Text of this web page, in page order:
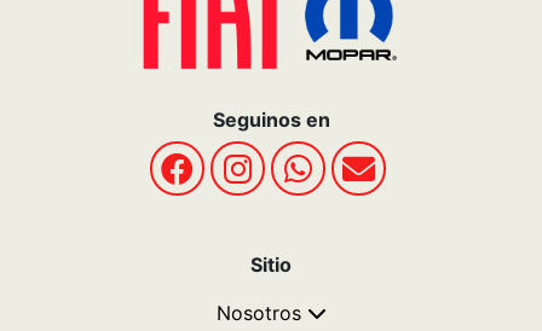
Seguinos en
Sitio
Nosotros